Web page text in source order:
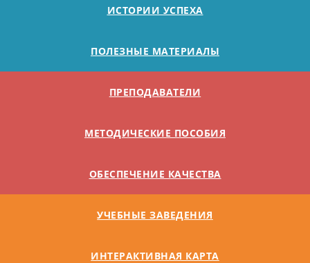
ИСТОРИИ УСПЕХА
ПОЛЕЗНЫЕ МАТЕРИАЛЫ
ПРЕПОДАВАТЕЛИ
МЕТОДИЧЕСКИЕ ПОСОБИЯ
ОБЕСПЕЧЕНИЕ КАЧЕСТВА
УЧЕБНЫЕ ЗАВЕДЕНИЯ
ИНТЕРАКТИВНАЯ КАРТА